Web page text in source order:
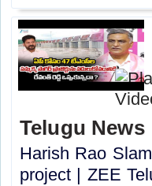
Telugu News
Harish Rao
project | ZEE